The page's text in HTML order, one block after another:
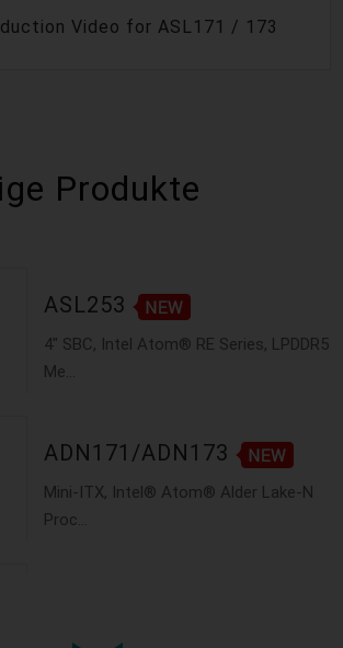
Video for ASL171 / 173
Produkte
ASL253
4" SBC, Intel Atom® RE Series, LPDDR5
Me...
ADN171/ADN173
Mini-ITX, Intel® Atom® Alder Lake-N
Proc...
COM Express Type 6, Intel® Core™ 3 &